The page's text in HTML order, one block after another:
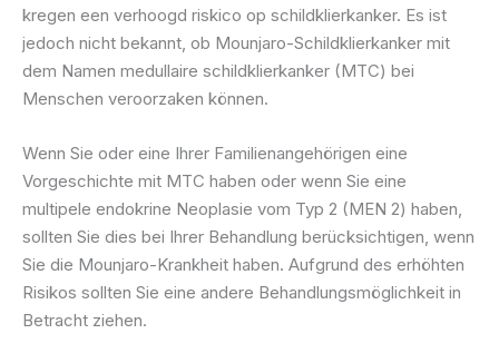
kregen een verhoogd riskico op schildklierkanker. Es ist
jedoch nicht bekannt, ob Mounjaro-Schildklierkanker mit
dem Namen medullaire schildklierkanker (MTC) bei
Menschen veroorzaken können.
Wenn Sie oder eine Ihrer Familienangehörigen eine
Vorgeschichte mit MTC haben oder wenn Sie eine
multipele endokrine Neoplasie vom Typ 2 (MEN 2) haben,
sollten Sie dies bei Ihrer Behandlung berücksichtigen, wenn
Sie die Mounjaro-Krankheit haben. Aufgrund des erhöhten
Risikos sollten Sie eine andere Behandlungsmöglichkeit in
Betracht ziehen.